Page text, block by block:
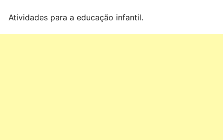
Atividades para a educação infantil.